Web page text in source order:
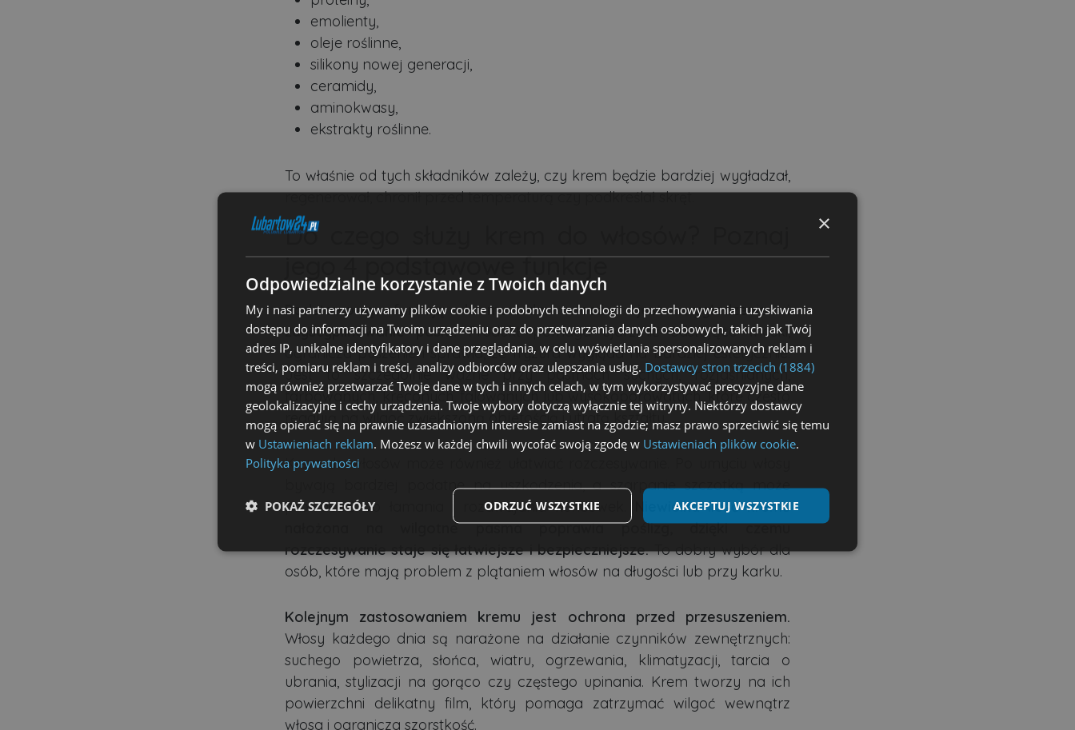
emolienty,
oleje roślinne,
silikony nowej generacji,
ceramidy,
aminokwasy,
ekstrakty roślinne.
To właśnie od tych składników zależy, czy krem będzie bardziej wygładzał,
regenerował, chronił przed temperaturą czy podkreślał skręt.
Do czego służy krem do włosów? Poznaj
jego 4 podstawowe funkcje
Podstawową funkcją kremu do włosów jest wygładzenie i
zdyscyplinowanie pasm.Produkt pomaga ujarzmić odstające włoski,
ogranicza puszenie i sprawia, że fryzura wygląda na bardziej estetycznie.
Jest to szczególnie ważne przy pasmach suchych, rozjaśnianych,
farbowanych, kręconych, falowanych lub wysokoporowatych, które często
reagują na wilgoć zwiększoną objętością i utratą kształtu.
Krem do włosów może również ułatwiać rozczesywanie. Po umyciu włosy
bywają bardziej podatne na uszkodzenia, a szarpanie szczotką może
prowadzić do łamania i rozdwajania końcówek.
Niewielka ilość kremu
nałożona na wilgotne pasma poprawia poślizg, dzięki czemu
rozczesywanie staje się łatwiejsze i bezpieczniejsze.To dobry wybór dla
osób, które mają problem z plątaniem włosów na długości lub przy karku.
Kolejnym zastosowaniem kremu jest ochrona przed przesuszeniem.
Włosy każdego dnia są narażone na działanie czynników zewnętrznych:
suchego powietrza, słońca, wiatru, ogrzewania, klimatyzacji, tarcia o
ubrania, stylizacji na gorąco czy częstego upinania. Krem tworzy na ich
powierzchni delikatny film, który pomaga zatrzymać wilgoć wewnątrz
włosa i ogranicza szorstkość.
×
Odpowiedzialne korzystanie z Twoich danych
My i nasi partnerzy używamy plików cookie i podobnych technologii do przechowywania i uzyskiwania
dostępu do informacji na Twoim urządzeniu oraz do przetwarzania danych osobowych, takich jak Twój
adres IP, unikalne identyfikatory i dane przeglądania, w celu wyświetlania spersonalizowanych reklam i
treści, pomiaru reklam i treści, analizy odbiorców oraz ulepszania usług. Dostawcy stron trzecich (1884)
mogą również przetwarzać Twoje dane w tych i innych celach, w tym wykorzystywać precyzyjne dane
geolokalizacyjne i cechy urządzenia. Twoje wybory dotyczą wyłącznie tej witryny. Niektórzy dostawcy
mogą opierać się na prawnie uzasadnionym interesie zamiast na zgodzie; masz prawo sprzeciwić się temu
w Ustawieniach reklam. Możesz w każdej chwili wycofać swoją zgodę w Ustawieniach plików cookie.
Polityka prywatności
AKCEPTUJ WSZYSTKIE
ODRZUĆ WSZYSTKIE
POKAŻ SZCZEGÓŁY
Niezbędne Wydajność Targetowanie Funkcjonalność Niesklasyfikowane
Niezbędne Wydajność Targetowanie Funkcjonalność Niesklasyfikowane
Niezbędne pliki cookie umożliwiają korzystanie z podstawowych funkcji strony internetowej, takich jak logowanie użytkownika i
zarządzanie kontem. Bez niezbędnych plików cookie nie można prawidłowo korzystać ze strony internetowej.